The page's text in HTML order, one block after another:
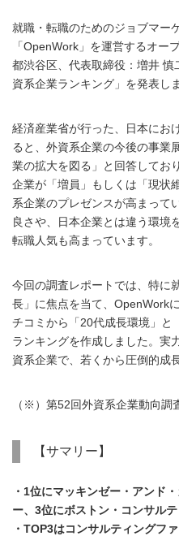
就職・転職のためのジョブマー
「OpenWork」を運営するオー
都渋谷区、代表取締役：増井
資系企業ランキング」を発表し
経済産業省が行った、日本にお
ると、外資系企業の今後の事業
業の拡大を図る」と回答してお
企業が「増員」もしくは「現状
系企業のプレゼンスが高まって
良さや、日本企業とは違う環境
転職人気も高まっています。
今回の調査レポートでは、特に
長」に焦点を当て、OpenWork
チコミから「20代成長環境」と
ランキングを作成しました。実
資系企業で、若くから圧倒的成
（※）第52回外資系企業動向調
【サマリー】
・1位にマッキンゼー・アンド
ー、3位にボストン・コンサル
・TOP3はコンサルティングフ